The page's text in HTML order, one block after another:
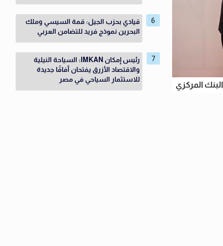
المركزي
قيادي بحزب الجيل: قمة السيسي وملك
البحرين نموذج فريد للتضامن العربي
رئيس إمكان IMKAN: السياحة النيلية
والاقتصاد الأزرق يفتحان آفاقًا جديدة
للاستثمار السياحي في مصر